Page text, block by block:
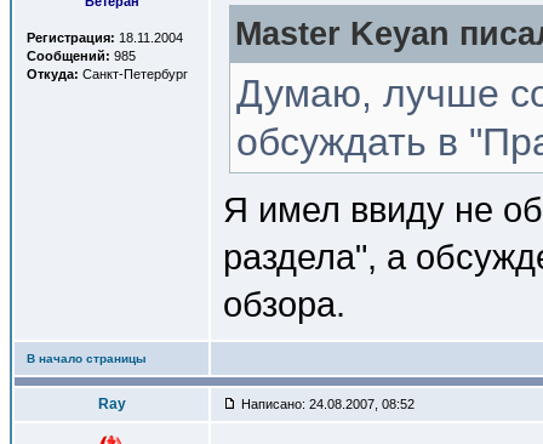
Регистрация: 18.11.2004
Сообщений: 985
Откуда: Санкт-Петербург
Master Keyan
Думаю, лучше
обсуждать в
Я имел ввиду не
раздела", а
обзора.
В начало страницы
Ray Написано: 24.08.2007, 08:52